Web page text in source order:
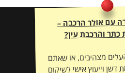
עם אולר הרכבה –
כתר והרכבת עין?
מצהיבים, או שאתם
דשן וייעוץ אישי לשיקום